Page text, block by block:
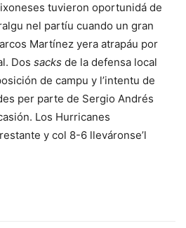
tuvieron oportunidá de
nel partíu cuando un gran
Martínez yera atrapáu por
Dos sacks de la defensa local
de campu y l’intentu de
per parte de Sergio Andrés
Los Hurricanes
y col 8-6 lleváronse’l